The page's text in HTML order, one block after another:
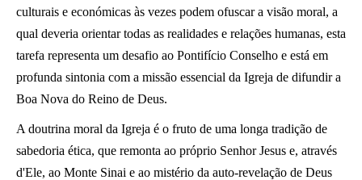
culturais e económicas às vezes podem ofuscar a visão moral, a
qual deveria orientar todas as realidades e relações humanas, esta
tarefa representa um desafio ao Pontifício Conselho e está em
profunda sintonia com a missão essencial da Igreja de difundir a
Boa Nova do Reino de Deus.
A doutrina moral da Igreja é o fruto de uma longa tradição de
sabedoria ética, que remonta ao próprio Senhor Jesus e, através
d'Ele, ao Monte Sinai e ao mistério da auto-revelação de Deus